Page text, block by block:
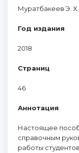
Муратбакеев Э. Х.
Год издания
2018
Страниц
46
Аннотация
Настоящее
справочным
работы